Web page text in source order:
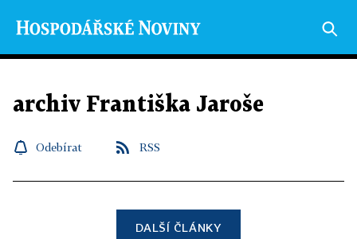
archiv Františka Jaroše
Odebírat RSS
DALŠÍ ČLÁNKY